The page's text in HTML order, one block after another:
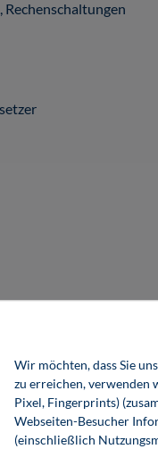
Rechenschaltungen
Wir möchten, dass Sie
zu erreichen, verwenden
Pixel, Fingerprints)
Webseiten-Besucher
(einschließlich